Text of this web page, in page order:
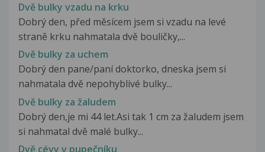
Dvě bulky vzadu na krku
Dobrý den, před měsícem jsem si vzadu na levé
straně krku nahmatala dvě bouličky,...
Dvě bulky za uchem
Dobrý den pane/paní doktorko, dneska jsem si
nahmatala dvě nepohyblivé bulky...
Dvě bulky za žaludem
Dobrý den,je mi 44 let.Asi tak 1 cm za žaludem jsem
si nahmatal dvě malé bulky...
Dvě cévy v pupečníku